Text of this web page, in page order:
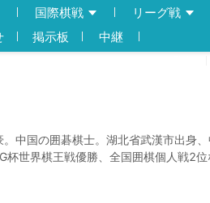
国際棋戦
リーグ戦
掲示板
中継
。中国の囲碁棋士。湖北省武漢市出身
杯世界棋王戦優勝、全国囲棋個人戦2位